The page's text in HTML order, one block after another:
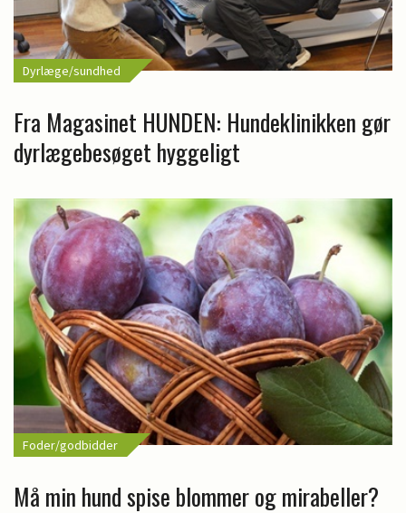
Dyrlæge/sundhed
Fra Magasinet HUNDEN: Hundeklinikken gør
dyrlægebesøget hyggeligt
Foder/godbidder
Må min hund spise blommer og mirabeller?